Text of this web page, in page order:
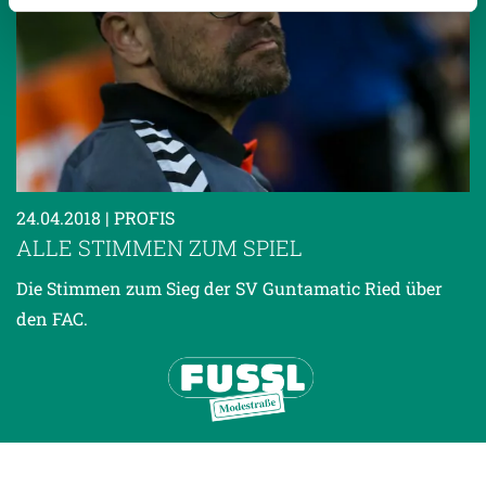
Weitere Details, insbesondere zu Speicherdauer und
Empfänger entnehmen Sie unserer
Datenschutzerklärung
24.04.2018 | PROFIS
ALLE STIMMEN ZUM SPIEL
Die Stimmen zum Sieg der SV Guntamatic Ried über
den FAC.